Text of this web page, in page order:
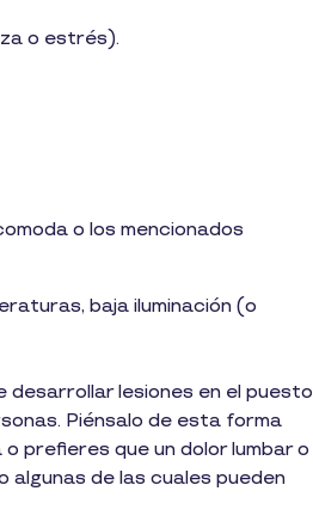
o estrés).
o los mencionados
baja iluminación (o
desarrollar lesiones en el puesto
Piénsalo de esta forma
prefieres que un dolor lumbar o
de las cuales pueden